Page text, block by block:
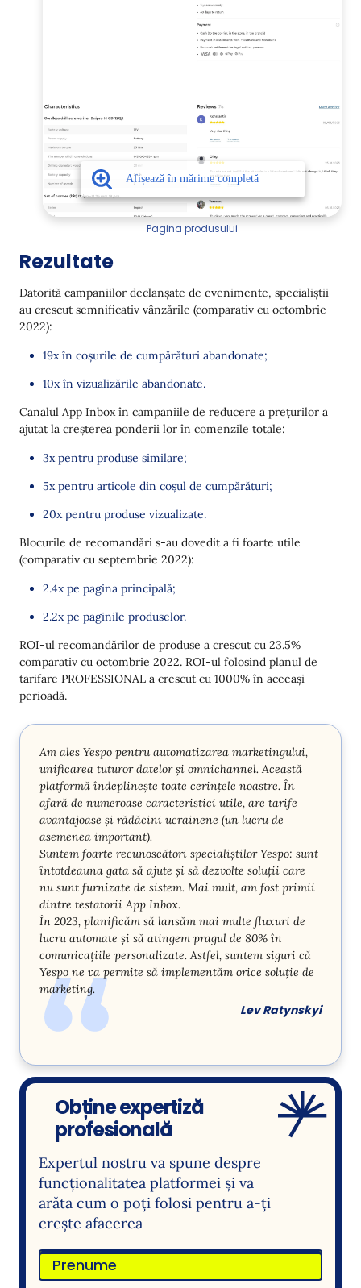
Pagina produsului
Rezultate
Datorită campaniilor declanșate de evenimente, specialiștii
au crescut semnificativ vânzările (comparativ cu octombrie
2022):
19x în coșurile de cumpărături abandonate;
10x în vizualizările abandonate.
Canalul App Inbox în campaniile de reducere a prețurilor a
ajutat la creșterea ponderii lor în comenzile totale:
3x pentru produse similare;
5x pentru articole din coșul de cumpărături;
20x pentru produse vizualizate.
Blocurile de recomandări s-au dovedit a fi foarte utile
(comparativ cu septembrie 2022):
2.4x pe pagina principală;
2.2x pe paginile produselor.
ROI-ul recomandărilor de produse a crescut cu 23.5%
comparativ cu octombrie 2022. ROI-ul folosind planul de
tarifare PROFESSIONAL a crescut cu 1000% în aceeași
perioadă.
Am ales Yespo pentru automatizarea marketingului,
unificarea tuturor datelor și omnichannel. Această
platformă îndeplinește toate cerințele noastre. În
afară de numeroase caracteristici utile, are tarife
avantajoase și rădăcini ucrainene (un lucru de
asemenea important).
Suntem foarte recunoscători specialiștilor Yespo: sunt
întotdeauna gata să ajute și să dezvolte soluții care
nu sunt furnizate de sistem. Mai mult, am fost primii
dintre testatorii App Inbox.
În 2023, planificăm să lansăm mai multe fluxuri de
lucru automate și să atingem pragul de 80% în
comunicațiile personalizate. Astfel, suntem siguri că
Yespo ne va permite să implementăm orice soluție de
marketing.
Lev Ratynskyi
Obține expertiză
profesională
Expertul nostru va spune despre
funcționalitatea platformei și va
arăta cum o poți folosi pentru a-ți
crește afacerea